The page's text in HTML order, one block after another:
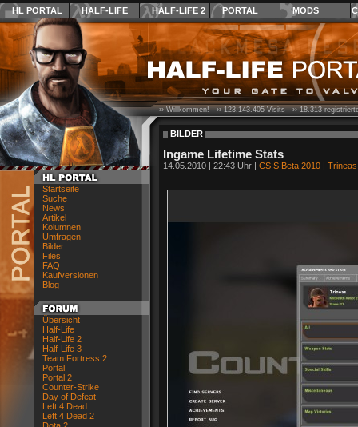
HL PORTAL HALF-LIFE HALF-LIFE 2 PORTAL MODS
Startseite
Suche
News
Artikel
Kolumnen
Umfragen
Bilder
Files
FAQ
Kaufversionen
Blog
Übersicht
Half-Life
Half-Life 2
Half-Life 3
Team Fortress 2
Portal
Portal 2
Counter-Strike
Day of Defeat
Left 4 Dead
Left 4 Dead 2
›› Willkommen! ››123.143.405Visits ››18.313
BILDER
Ingame Lifetime Stats
14.05.2010 | 22:43 Uhr | CS:S Beta 2010 | Trineas